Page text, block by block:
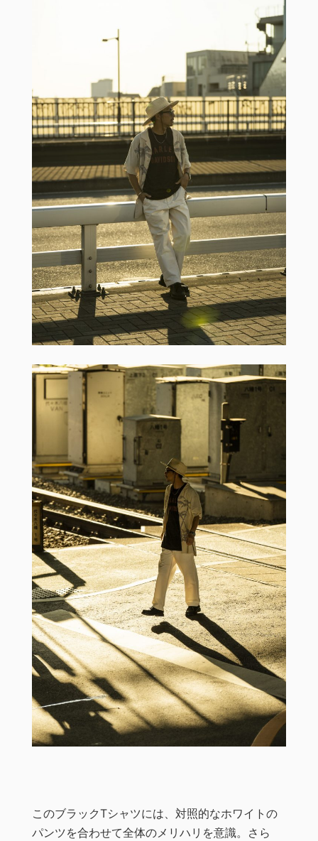
このブラックTシャツには、対照的なホワイトの
パンツを合わせて全体のメリハリを意識。さら